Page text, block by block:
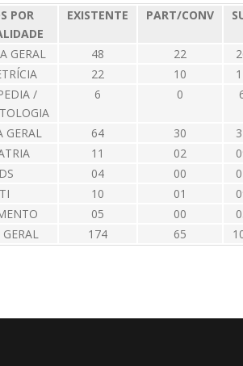
POR
EXISTENTE PART/CONV
GERAL 48 22
22 10
/
6 0
GERAL 64 30
11 02
04 00
10 01
05 00
174 65